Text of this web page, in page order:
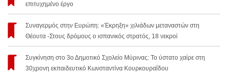
επιτυχημένο έργο
Συναγερμός στην Ευρώπη: «Έκρηξη» χιλιάδων μεταναστών στη
Θέουτα -Στους δρόμους ο ισπανικός στρατός, 18 νεκροί
Συγκίνηση στο 3ο Δημοτικό Σχολείο Μύρινας: Το ύστατο χαίρε στη
30χρονη εκπαιδευτικό Κωνσταντίνα Κουρκουραΐδου